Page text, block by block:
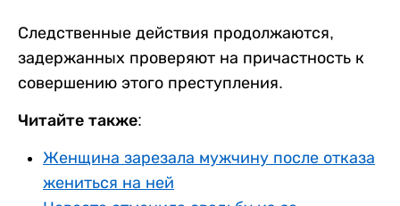
Следственные действия продолжаются,
задержанных проверяют на причастность к
совершению этого преступления.
Читайте также:
Женщина зарезала мужчину после отказа
жениться на ней